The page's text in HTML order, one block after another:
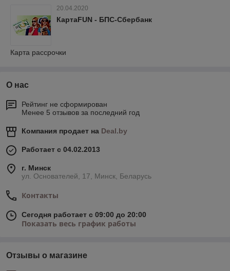
20.04.2020
КартаFUN - БПС-Сбербанк
Карта рассрочки
О нас
Рейтинг не сформирован
Менее 5 отзывов за последний год
Компания продает на Deal.by
Работает с 04.02.2013
г. Минск
ул. Основателей, 17, Минск, Беларусь
Контакты
Сегодня работает с 09:00 до 20:00
Показать весь график работы
Отзывы о магазине